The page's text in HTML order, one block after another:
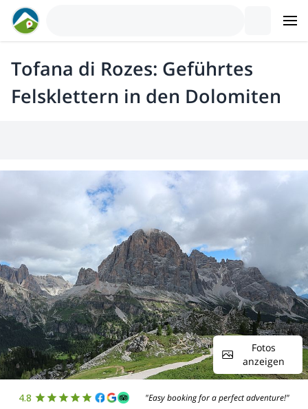
Tofana di Rozes: Geführtes
Felsklettern in den Dolomiten
Fotos
anzeigen
4.8 "Easy booking for a perfect adventure!"